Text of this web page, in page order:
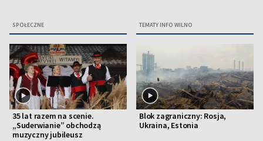
SPOŁECZNE TEMATY INFO WILNO
35 lat razem na scenie.
„Suderwianie” obchodzą
muzyczny jubileusz
Blok zagraniczny: Rosja,
Ukraina, Estonia